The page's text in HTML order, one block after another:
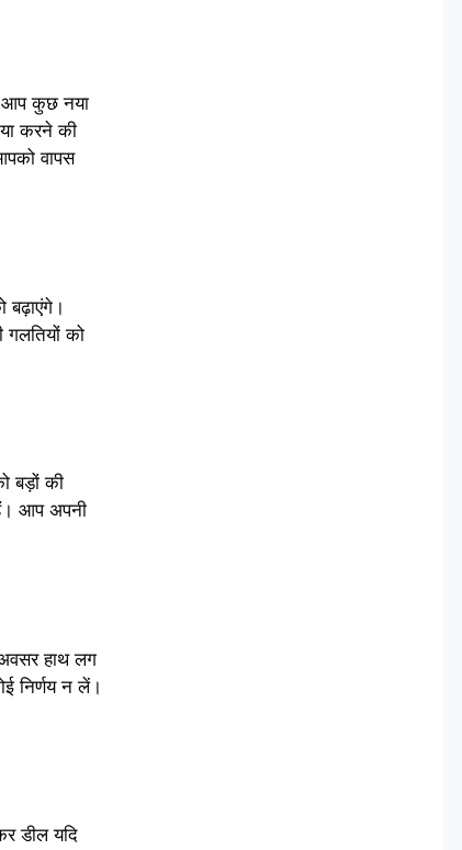
आप कुछ नया
करने की
वापस
गलतियों को
बड़ों की
आप अपनी
हाथ लग
निर्णय न लें।
डील यदि